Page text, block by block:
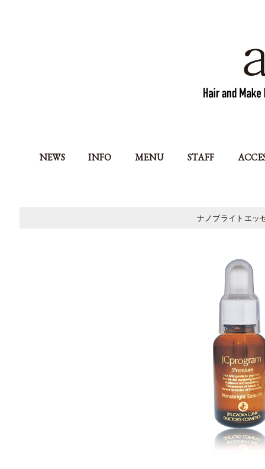
NEWS INFO MENU STAFF
ナノブライトエッ